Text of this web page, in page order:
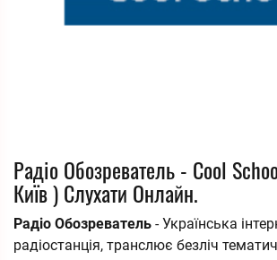
Радіо Обозреватель - Cool
Київ ) Слухати Онлайн.
Радіо Обозреватель - Українська
радіостанція, транслює безліч